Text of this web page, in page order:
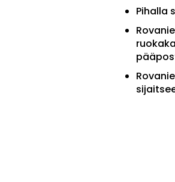
Pihalla